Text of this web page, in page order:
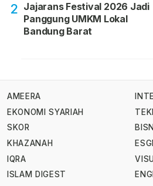
2 Jajarans Festival 2026 Jadi
Panggung UMKM Lokal
Bandung Barat
AMEERA
EKONOMI SYARIAH
SKOR
KHAZANAH
IQRA
ISLAM DIGEST